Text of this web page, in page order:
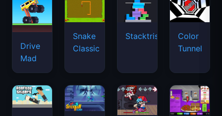
Drive
Mad
Snake
Classic
Stacktris
Color
Tunnel